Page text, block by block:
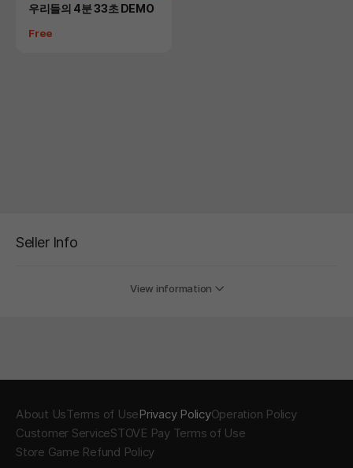
Product
우리들의 4분 33초 DEMO
Price
Free
Seller Info
View information
About UsTerms of UsePrivacy PolicyOperation Policy
Customer ServiceSTOVE Pay Terms of Use
Store Game Refund Policy